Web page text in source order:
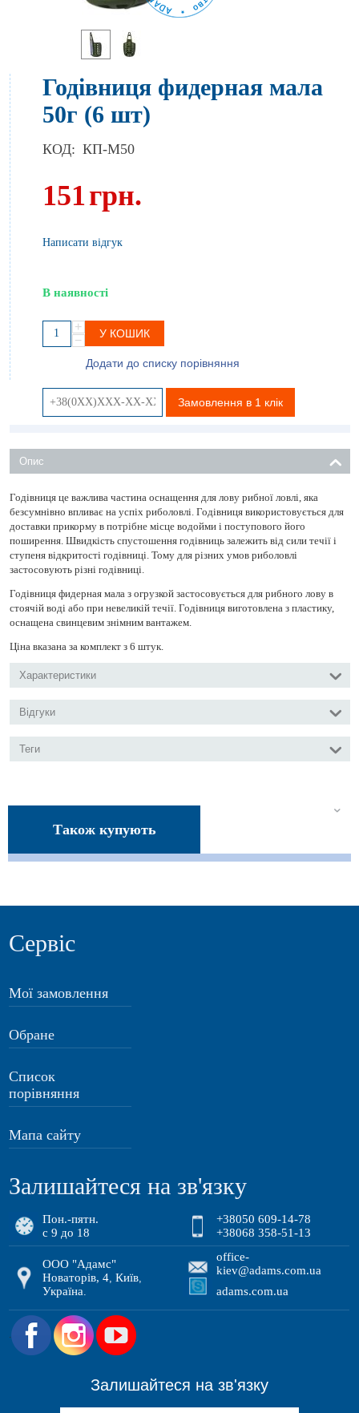
Годівниця фидерная мала
50г (6 шт)
КОД: КП-М50
151грн.
Написати відгук
В наявності
+
−
У КОШИК
Додати до списку порівняння
Замовлення в 1 клік
Опис
Годівниця це важлива частина оснащення для лову рибної ловлі, яка
безсумнівно впливає на успіх риболовлі. Годівниця використовується для
доставки прикорму в потрібне місце водойми і поступового його
поширення. Швидкість спустошення годівниць залежить від сили течії і
ступеня відкритості годівниці. Тому для різних умов риболовлі
застосовують різні годівниці.
Годівниця фидерная мала з огрузкой застосовується для рибного лову в
стоячій воді або при невеликій течії. Годівниця виготовлена ​​з пластику,
оснащена свинцевим знімним вантажем.
Ціна вказана за комплект з 6 штук.
Характеристики
Відгуки
Теги
Також купують
Сервіс
Мої замовлення
Обране
Список
порівняння
Мапа сайту
Залишайтеся на зв'язку
Пон.-пятн.
с 9 до 18
+38050 609-14-78
+38068 358-51-13
ООО "Адамс"
Новаторів, 4 ,Київ
Україна
office-
kiev@adams.com.ua
adams.com.ua
.
Залишайтеся на зв'язку